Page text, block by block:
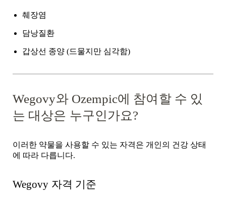
췌장염
담낭질환
갑상선 종양 (드물지만 심각함)
Wegovy와 Ozempic에 참여할 수 있
는 대상은 누구인가요?
이러한 약물을 사용할 수 있는 자격은 개인의 건강 상태
에 따라 다릅니다.
Wegovy 자격 기준